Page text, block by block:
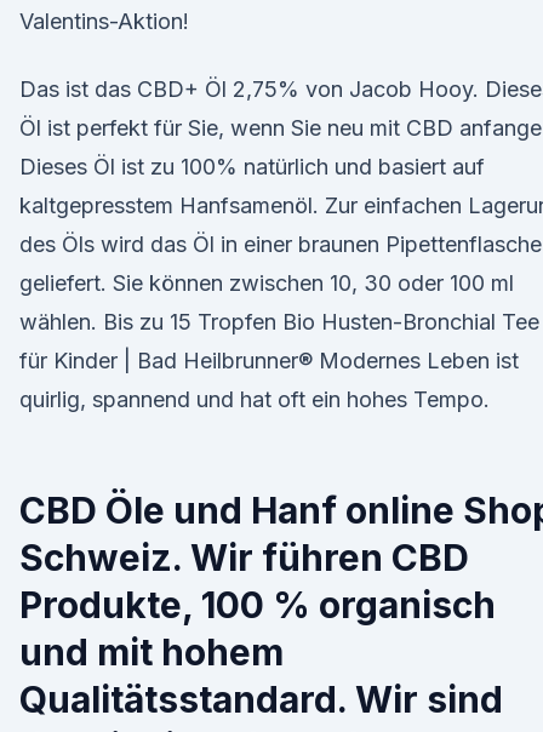
Valentins-Aktion!
Das ist das CBD+ Öl 2,75% von Jacob Hooy.
Öl ist perfekt für Sie, wenn Sie neu mit CBD
Dieses Öl ist zu 100% natürlich und basiert auf
kaltgepresstem Hanfsamenöl. Zur einfachen
des Öls wird das Öl in einer braunen Pipettenflasche
geliefert. Sie können zwischen 10, 30 oder 100 ml
wählen. Bis zu 15 Tropfen Bio Husten-Bronchial Tee
für Kinder | Bad Heilbrunner® Modernes Leben ist
quirlig, spannend und hat oft ein hohes Tempo.
CBD Öle und Hanf online
Schweiz. Wir führen CBD
Produkte, 100 % organisch
und mit hohem
Qualitätsstandard. Wir sind